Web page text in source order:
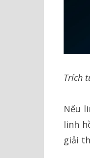
Trích
Nếu
linh
giải